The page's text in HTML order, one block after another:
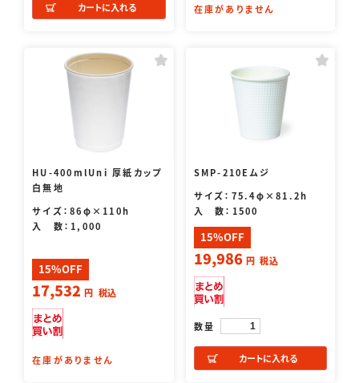
カートに入れる 在庫がありません
HU-400mlUni 厚紙カップ
白無地
サイズ：86φ×110h
入 数：1,000
15%OFF
17,532 円 税込
在庫がありません
SMP-210Eムジ
サイズ：75.4φ×81.2h
入 数：1500
15%OFF
19,986 円 税込
数量
カートに入れる